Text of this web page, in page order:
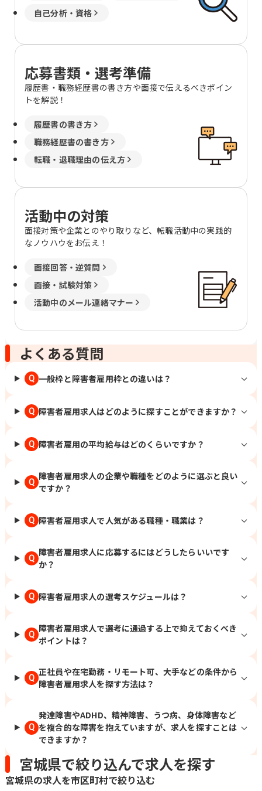
自己分析・資格
応募書類・選考準備
履歴書・職務経歴書の書き方や面接で伝えるべきポイン
トを解説！
履歴書の書き方
職務経歴書の書き方
転職・退職理由の伝え方
活動中の対策
面接対策や企業とのやり取りなど、転職活動中の実践的
なノウハウをお伝え！
面接回答・逆質問
面接・試験対策
活動中のメール連絡マナー
よくある質問
Q 一般枠と障害者雇用枠との違いは？
Q 障害者雇用求人はどのように探すことができますか？
Q 障害者雇用の平均給与はどのくらいですか？
Q
障害者雇用求人の企業や職種をどのように選ぶと良い
ですか？
Q 障害者雇用求人で人気がある職種・職業は？
Q
障害者雇用求人に応募するにはどうしたらいいです
か？
Q 障害者雇用求人の選考スケジュールは？
Q
障害者雇用求人で選考に通過する上で抑えておくべき
ポイントは？
Q
正社員や在宅勤務・リモート可、大手などの条件から
障害者雇用求人を探す方法は？
Q
発達障害やADHD、精神障害、うつ病、身体障害など
を複合的な障害を抱えていますが、求人を探すことは
できますか？
宮城県で絞り込んで求人を探す
宮城県の求人を市区町村で絞り込む